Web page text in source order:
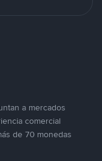
a mercados
comercial
de 70 monedas